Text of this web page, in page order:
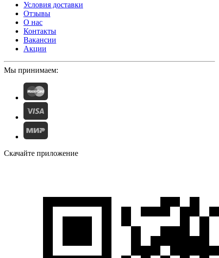
Условия доставки
Отзывы
О нас
Контакты
Вакансии
Акции
Мы принимаем:
Скачайте приложение